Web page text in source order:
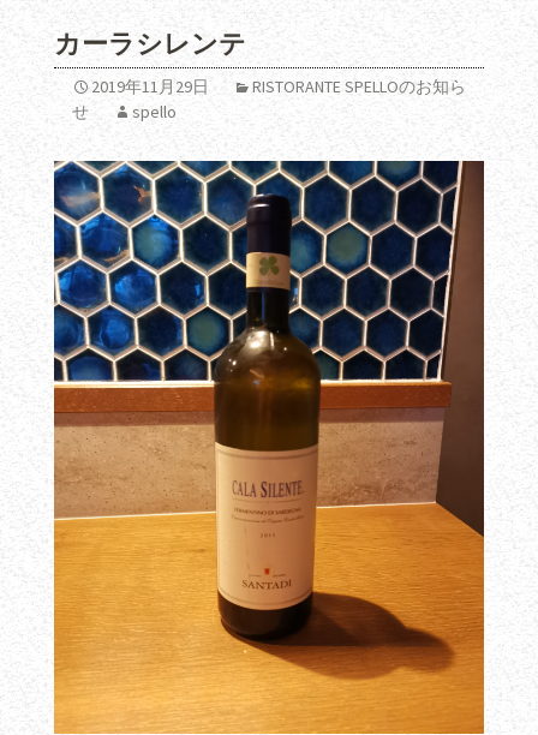
カーラシレンテ
2019年11月29日
RISTORANTE SPELLOのお知ら
せ
spello